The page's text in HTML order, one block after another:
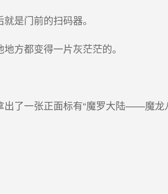
是门前的扫码器。
方都变得一片灰茫茫的。
了一张正面标有“魔罗大陆——魔龙